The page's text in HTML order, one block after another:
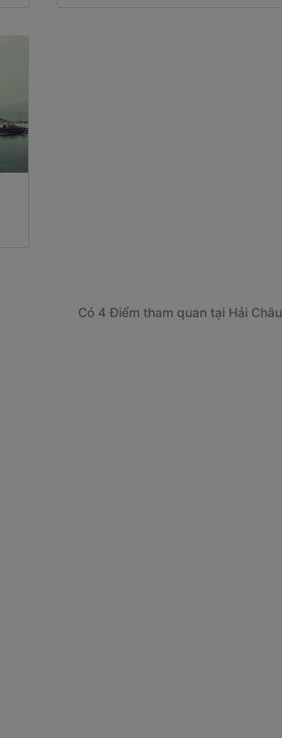
Có 4 Điểm tham quan tại Hải Châu